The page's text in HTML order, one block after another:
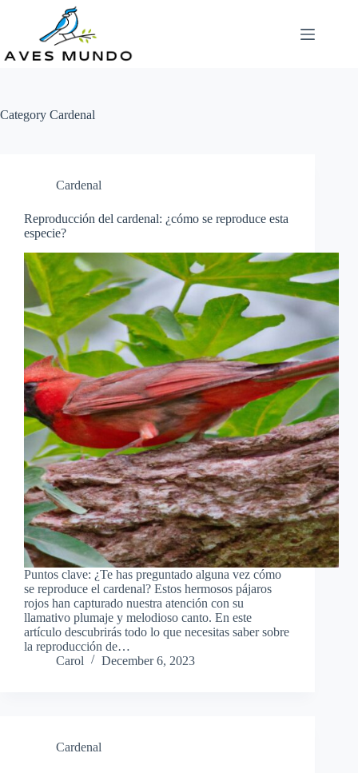
Category Cardenal
Cardenal
Reproducción del cardenal: ¿cómo se reproduce esta
especie?
Puntos clave: ¿Te has preguntado alguna vez cómo
se reproduce el cardenal? Estos hermosos pájaros
rojos han capturado nuestra atención con su
llamativo plumaje y melodioso canto. En este
artículo descubrirás todo lo que necesitas saber sobre
la reproducción de…
Carol
December 6, 2023
Cardenal